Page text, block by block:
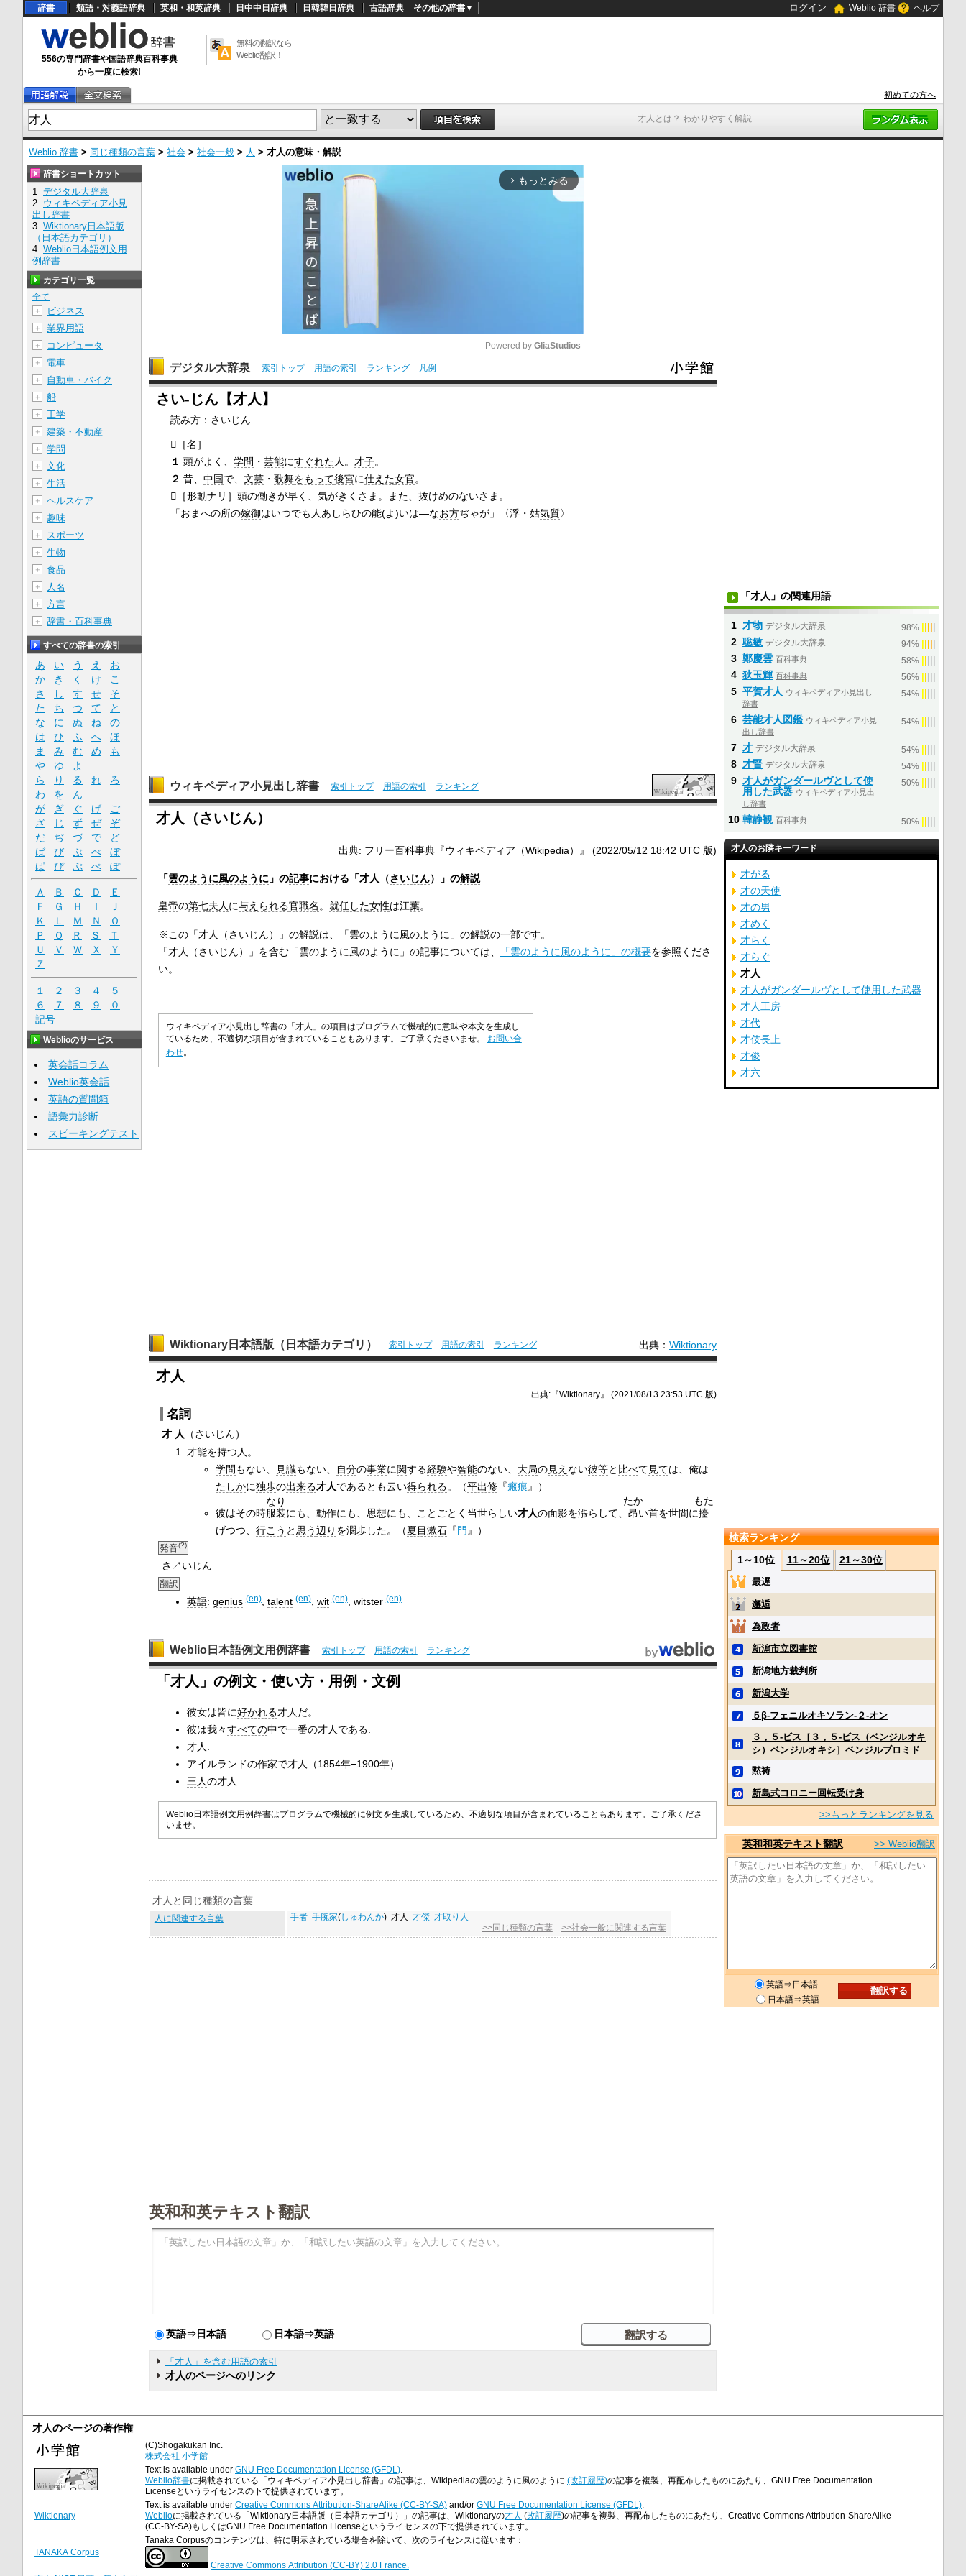
才人とは？ わかりやすく解説
辞書 類語・対義語辞典 英和・和英辞典 日中中日辞典 日韓韓日辞典 古語辞典 その他の辞書▼ ログイン Weblio 辞書 ヘルプ
556の専門辞書や国語辞典百科事典
から一度に検索!
無料の翻訳なら
Weblio翻訳！
初めての方へ
Weblio 辞書 > 同じ種類の言葉 > 社会 > 社会一般 > 人 > 才人の意味・解説
arrow_forward_ios もっとみる
M
Powered by GliaStudios
デジタル大辞泉 索引トップ 用語の索引 ランキング 凡例
さい‐じん【才人】
読み方：さいじん
 ［名］
１ 頭がよく、学問 ・芸能にすぐれた人。才子。
２ 昔、中国で、文芸 ・歌舞をもって後宮に仕えた女官。
 ［形動ナリ ］頭の働きが早く 、気がきく さま。 また、抜けめのないさま。
「おまへの所の嫁御はいつでも人あしらひの能(よ)いは―なお方ぢゃが」〈浮・姑気質〉
ウィキペディア小見出し辞書 索引トップ 用語の索引 ランキング
才人（さいじん）
出典: フリー百科事典『ウィキペディア（Wikipedia）』 (2022/05/12 18:42 UTC 版)
「雲のように風のように 」の記事における「才人（さいじん）」の解説
皇帝の第七夫人 に与えられる官職名 。 就任した女性は江葉。
※この「才人（さいじん）」の解説は、「雲のように風のように」の解説の一部です。
「才人（さいじん）」を含む「雲のように風のように」の記事については、
「雲のように風のように」の概要を参照くださ
い。
ウィキペディア小見出し辞書の「才人」の項目はプログラムで機械的に意味や本文を生成し
ているため、不適切な項目が含まれていることもあります。ご了承くださいませ。 お問い合
わせ。
Wiktionary日本語版（日本語カテゴリ） 索引トップ 用語の索引 ランキング 出典： Wiktionary
才人
出典:『Wiktionary』 (2021/08/13 23:53 UTC 版)
名詞
才 人 （さいじん）
才能を持つ人。
学問 もない、 見識もない、 自分の事業に関する経験や智能のない、 大局の見え ない彼等と 比べて 見ては、俺は
たしかに独歩の出来る才人であるとも云い得られる。（平出修『瘢痕 』）
彼はその時服装
なり
にも、 動作にも、 思想にも、 ことごとく 当世らしい才人の面影を漲らして、 昂
たか
い首を世間に擡
もた
げつつ、 行こう と 思う辺り を濶歩した。（夏目漱石『門 』）
発音(?)
さ↗いじん
翻訳
英語: genius (en), talent (en), wit (en), witster (en)
Weblio日本語例文用例辞書 索引トップ 用語の索引 ランキング
「才人」の例文・使い方・用例・文例
彼女は皆に好かれる才人だ。
彼は我々すべての中で一番の才人である.
才人.
アイルランドの作家で才人（1854年−1900年）
三人の才人
Weblio日本語例文用例辞書はプログラムで機械的に例文を生成しているため、不適切な項目が含まれていることもあります。ご了承くださ
いませ。
才人と同じ種類の言葉
人に関連する言葉 手者 手腕家( しゅわんか)才人 才傑 才取り人
>>同じ種類の言葉
>>社会一般に関連する言葉
英和和英テキスト翻訳
英語⇒日本語 日本語⇒英語
「才人」を含む用語の索引
才人のページへのリンク
辞書ショートカット
1 デジタル大辞泉
2 ウィキペディア小見
出し辞書
3 Wiktionary日本語版
（日本語カテゴリ）
4 Weblio日本語例文用
例辞書
カテゴリ一覧
全て
＋
ビジネス
＋ 業界用語
＋ コンピュータ
＋ 電車
＋ 自動車・バイク
＋ 船
＋ 工学
＋ 建築・不動産
＋ 学問
＋ 文化
＋ 生活
＋ ヘルスケア
＋ 趣味
＋ スポーツ
＋ 生物
＋ 食品
＋ 人名
＋ 方言
＋ 辞書・百科事典
すべての辞書の索引
あ い う え
お
か
き く け
こ
さ
し す せ
そ
た
ち つ て
と
な
に ぬ ね
の
は
ひ ふ へ
ほ
ま
み む め
も
や
ゆ
よ
ら
り る れ
ろ
わ
を
ん
が
ぎ ぐ げ
ご
ざ
じ ず ぜ
ぞ
だ
ぢ づ で
ど
ば
び ぶ べ
ぼ
ぱ
ぴ ぷ ぺ ぽ
Ａ Ｂ Ｃ Ｄ
Ｅ
Ｆ
Ｇ Ｈ Ｉ
Ｊ
Ｋ
Ｌ Ｍ Ｎ
Ｏ
Ｐ
Ｑ Ｒ Ｓ
Ｔ
Ｕ
Ｖ Ｗ Ｘ
Ｙ
Ｚ
１ ２ ３ ４
５
６
７ ８ ９
０
記号
Weblioのサービス
英会話コラム
Weblio英会話
英語の質問箱
語彙力診断
スピーキングテスト
「才人」の関連用語
1 才物 デジタル大辞泉 98%
2 聡敏 デジタル大辞泉 94%
3 鄭慶雲 百科事典 58%
4 狄玉輝 百科事典 56%
5 平賀才人 ウィキペディア小見出し
辞書
54%
6 芸能才人図鑑 ウィキペディア小見
出し辞書
54%
7 才 デジタル大辞泉 54%
8 才賢 デジタル大辞泉 54%
9 才人がガンダールヴとして使
用した武器 ウィキペディア小見出
し辞書
50%
10 韓静観 百科事典 50%
才人のお隣キーワード
才がる
才の天使
才の男
才めく
才らく
才らぐ
才人
才人がガンダールヴとして使用した武器
才人工房
才代
才伎長上
才俊
才六
検索ランキング
1～10位
11～20位 21～30位
最遅
邂逅
為政者
新潟市立図書館
新潟地方裁判所
新潟大学
５β‐フェニルオキソラン‐２‐オン
３，５‐ビス［３，５‐ビス（ベンジルオキ
シ）ベンジルオキシ］ベンジルブロミド
黙祷
新島式コロニー回転受け身
>>もっとランキングを見る
英和和英テキスト翻訳 >> Weblio翻訳
英語⇒日本語
日本語⇒英語
才人のページの著作権
(C)Shogakukan Inc.
株式会社 小学館
Text is available under GNU Free Documentation License (GFDL).
Weblio辞書に掲載されている「ウィキペディア小見出し辞書」の記事は、Wikipediaの雲のように風のように (改訂履歴)の記事を複製、再配布したものにあたり、GNU Free Documentation
Licenseというライセンスの下で提供されています。
Wiktionary
Text is available under Creative Commons Attribution-ShareAlike (CC-BY-SA) and/or GNU Free Documentation License (GFDL).
Weblioに掲載されている「Wiktionary日本語版（日本語カテゴリ）」の記事は、Wiktionaryの才人 (改訂履歴)の記事を複製、再配布したものにあたり、Creative Commons Attribution-ShareAlike
(CC-BY-SA)もしくはGNU Free Documentation Licenseというライセンスの下で提供されています。
TANAKA Corpus
Tanaka Corpusのコンテンツは、特に明示されている場合を除いて、次のライセンスに従います：
Creative Commons Attribution (CC-BY) 2.0 France.